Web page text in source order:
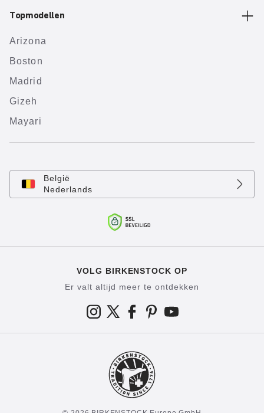
Topmodellen
Arizona
Boston
Madrid
Gizeh
Mayari
België
Nederlands
VOLG BIRKENSTOCK OP
Er valt altijd meer te ontdekken